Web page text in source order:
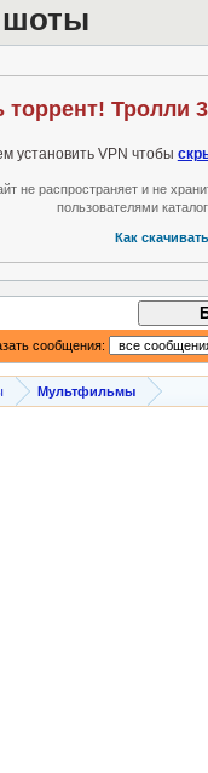
торрент! Тролли
установить VPN чтобы
не распространяет и не
пользователями
Как
сообщения:
Мультфильмы